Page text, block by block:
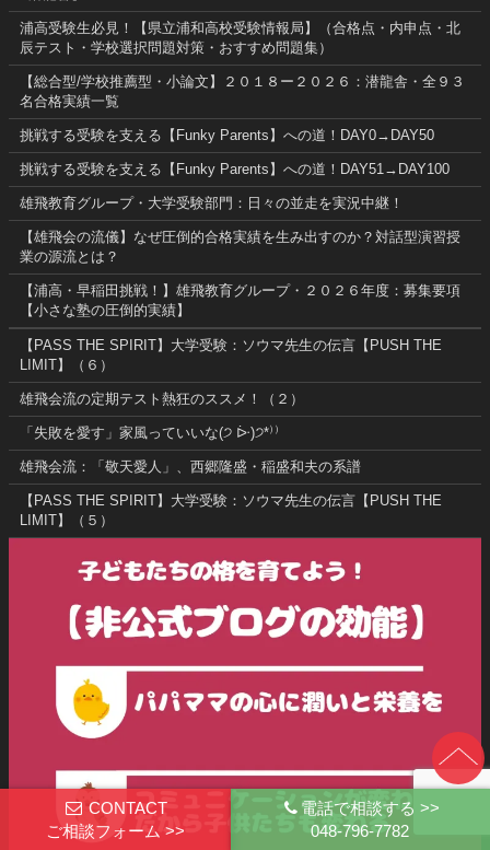
CONTACT
ご相談フォーム >>
電話で相談する >>
048-796-7782
浦高受験生必見！【県立浦和高校受験情報局】（合格点・内申点・北
辰テスト・学校選択問題対策・おすすめ問題集）
【総合型/学校推薦型・小論文】２０１８ー２０２６：潜龍舎・全９３
名合格実績一覧
挑戦する受験を支える【Funky Parents】への道！DAY0→DAY50
挑戦する受験を支える【Funky Parents】への道！DAY51→DAY100
雄飛教育グループ・大学受験部門：日々の並走を実況中継！
【雄飛会の流儀】なぜ圧倒的合格実績を生み出すのか？対話型演習授
業の源流とは？
【浦高・早稲田挑戦！】雄飛教育グループ・２０２６年度：募集要項
【小さな塾の圧倒的実績】
【PASS THE SPIRIT】大学受験：ソウマ先生の伝言【PUSH THE
LIMIT】（６）
雄飛会流の定期テスト熱狂のススメ！（２）
「失敗を愛す」家風っていいな(੭ ᐕ)੭*⁾⁾
雄飛会流：「敬天愛人」、西郷隆盛・稲盛和夫の系譜
【PASS THE SPIRIT】大学受験：ソウマ先生の伝言【PUSH THE
LIMIT】（５）